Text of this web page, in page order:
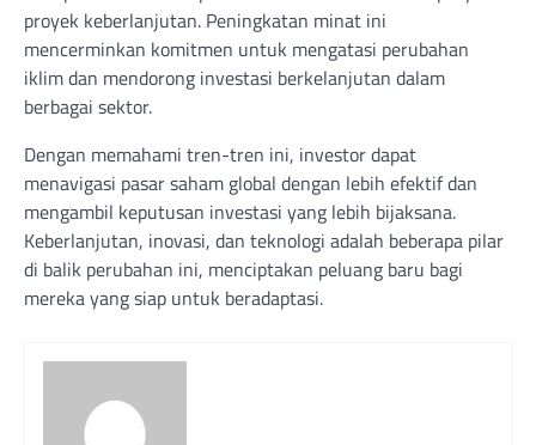
proyek keberlanjutan. Peningkatan minat ini
mencerminkan komitmen untuk mengatasi perubahan
iklim dan mendorong investasi berkelanjutan dalam
berbagai sektor.
Dengan memahami tren-tren ini, investor dapat
menavigasi pasar saham global dengan lebih efektif dan
mengambil keputusan investasi yang lebih bijaksana.
Keberlanjutan, inovasi, dan teknologi adalah beberapa pilar
di balik perubahan ini, menciptakan peluang baru bagi
mereka yang siap untuk beradaptasi.